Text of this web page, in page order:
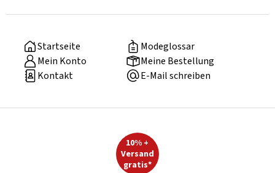
Startseite
Modeglossar
Mein Konto
Meine Bestellung
Kontakt
E-Mail schreiben
10% +
Versand
gratis*